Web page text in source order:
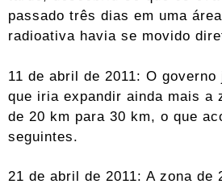
passado três dias em uma
radioativa havia se movido
11 de abril de 2011: O governo
que iria expandir ainda mais a
de 20 km para 30 km, o que
seguintes.
21 de abril de 2011: A zona de